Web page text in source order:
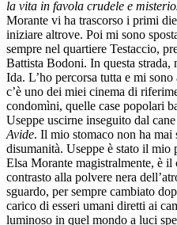
la vita in favola crudele e
Morante vi ha trascorso i primi
iniziare altrove. Poi mi sono
sempre nel quartiere Testaccio,
Battista Bodoni. In questa strada,
Ida. L’ho percorsa tutta e mi
c’è uno dei miei cinema di
condomìni, quelle case popolari
Useppe uscirne inseguito dal
Avide. Il mio stomaco non ha mai
disumanità. Useppe è stato il mio
Elsa Morante magistralmente, è il
contrasto alla polvere nera
sguardo, per sempre cambiato
carico di esseri umani diretti ai
luminoso in quel mondo a luci